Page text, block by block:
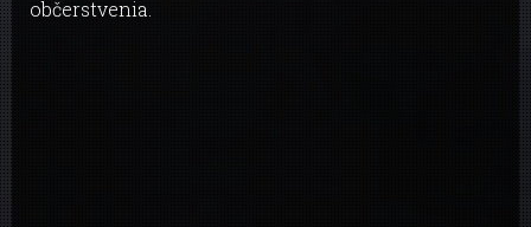
občerstvenia.